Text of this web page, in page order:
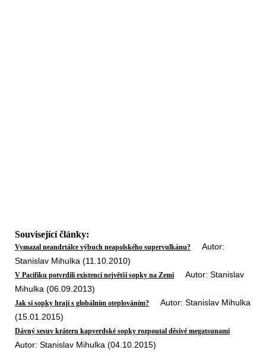
Související články:
Vymazal neandrtálce výbuch neapolského supervulkánu? Autor:
Stanislav Mihulka (11.10.2010)
V Pacifiku potvrdili existenci největší sopky na Zemi Autor: Stanislav
Mihulka (06.09.2013)
Jak si sopky hrají s globálním oteplováním? Autor: Stanislav Mihulka
(15.01.2015)
Dávný sesuv kráteru kapverdské sopky rozpoutal děsivé megatsunami
Autor: Stanislav Mihulka (04.10.2015)